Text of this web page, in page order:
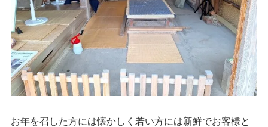
お年を召した方には懐かしく若い方には新鮮でお客様と